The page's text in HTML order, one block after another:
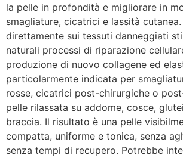
la pelle in profondità e migliorare in
smagliature, cicatrici e lassità
direttamente sui tessuti danneggiati
naturali processi di riparazione
produzione di nuovo collagene ed
particolarmente indicata per
rosse, cicatrici post-chirurgiche o
pelle rilassata su addome, cosce,
braccia. Il risultato è una pelle
compatta, uniforme e tonica, senza
senza tempi di recupero. Potrebbe